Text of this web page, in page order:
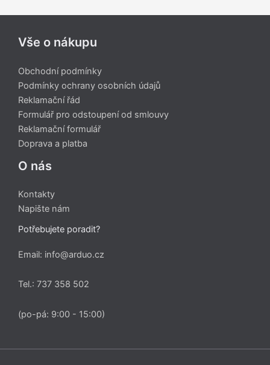
Vše o nákupu
Obchodní podmínky
Podmínky ochrany osobních údajů
Reklamační řád
Formulář pro odstoupení od smlouvy
Reklamační formulář
Doprava a platba
O nás
Kontakty
Napište nám
Potřebujete poradit?
Email: info@arduo.cz
Tel.: 737 358 502
(po-pá: 9:00 - 15:00)